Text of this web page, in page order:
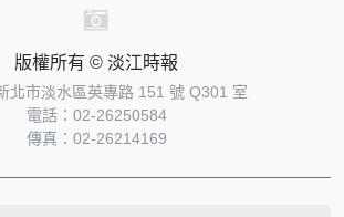
版權所有 © 淡江時報
北市淡水區英專路 151 號 Q301 室
電話：02-26250584
傳真：02-26214169